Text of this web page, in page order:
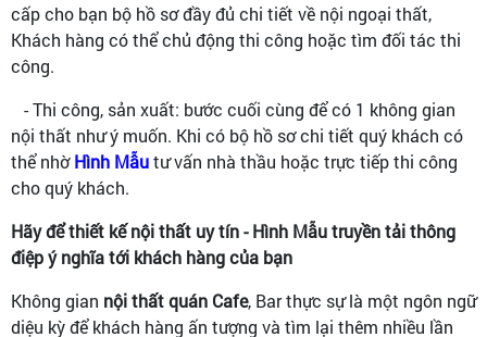
cấp cho bạn bộ hồ sơ đầy đủ chi tiết về nội ngoại thất,
Khách hàng có thể chủ động thi công hoặc tìm đối tác thi
công.
- Thi công, sản xuất: bước cuối cùng để có 1 không gian
nội thất như ý muốn. Khi có bộ hồ sơ chi tiết quý khách có
thể nhờHình Mẫutư vấn nhà thầu hoặc trực tiếp thi công
cho quý khách.
Hãy để thiết kế nội thất uy tín - Hình Mẫu truyền tải thông
điệp ý nghĩa tới khách hàng của bạn
Không gian nội thất quán Cafe, Bar thực sự là một ngôn ngữ
diệu kỳ để khách hàng ấn tượng và tìm lại thêm nhiều lần